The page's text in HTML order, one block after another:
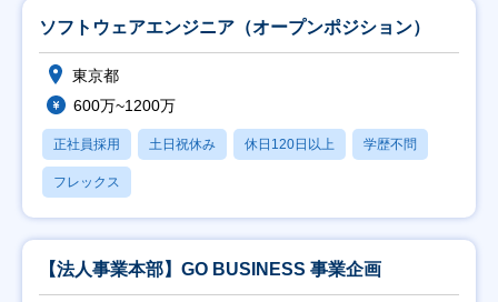
ソフトウェアエンジニア（オープンポジション）
東京都
600万~1200万
正社員採用 土日祝休み 休日120日以上 学歴不問
フレックス
【法人事業本部】GO BUSINESS 事業企画